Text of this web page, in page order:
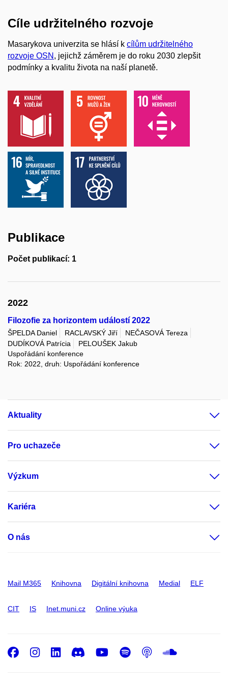
Cíle udržitelného rozvoje
Masarykova univerzita se hlásí k cílům udržitelného
rozvoje OSN , jejichž záměrem je do roku 2030 zlepšit
podmínky a kvalitu života na naší planetě.
Publikace
Počet publikací: 1
2022
Filozofie za horizontem událostí 2022
ŠPELDA Daniel RACLAVSKÝ Jiří
NEČASOVÁ Tereza
DUDÍKOVÁ Patrícia
PELOUŠEK Jakub
Uspořádání konference
Rok: 2022, druh: Uspořádání konference
Aktuality
Pro uchazeče
Výzkum
Kariéra
O nás
Mail M365 Knihovna Digitální knihovna Medial ELF
CIT IS Inet.muni.cz Online výuka
Facebook
Instagram
LinkedIn
DiscordYoutube
Spotify
Podcast